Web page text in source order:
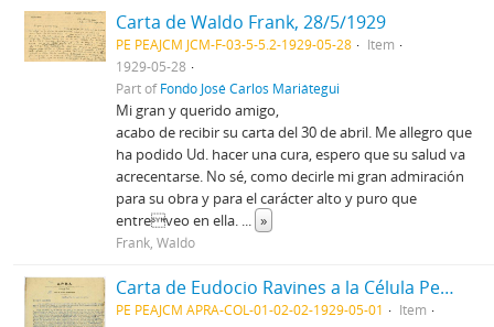
Carta de Waldo Frank, 28/5/1929
PE PEAJCM JCM-F-03-5-5.2-1929-05-28
Item
1929-05-28
Part ofFondo José Carlos Mariátegui
Mi gran y querido amigo,
acabo de recibir su carta del 30 de abril. Me allegro que
ha podido Ud. hacer una cura, espero que su salud va
acrecentarse. No sé, como decirle mi gran admiración
para su obra y para el carácter alto y puro que
entreveo en ella. ... »
Frank, Waldo
Carta de Eudocio Ravines a la Célula Peruana del Apra en París, 1/5/1929
PE PEAJCM APRA-COL-01-02-02-1929-05-01
Item